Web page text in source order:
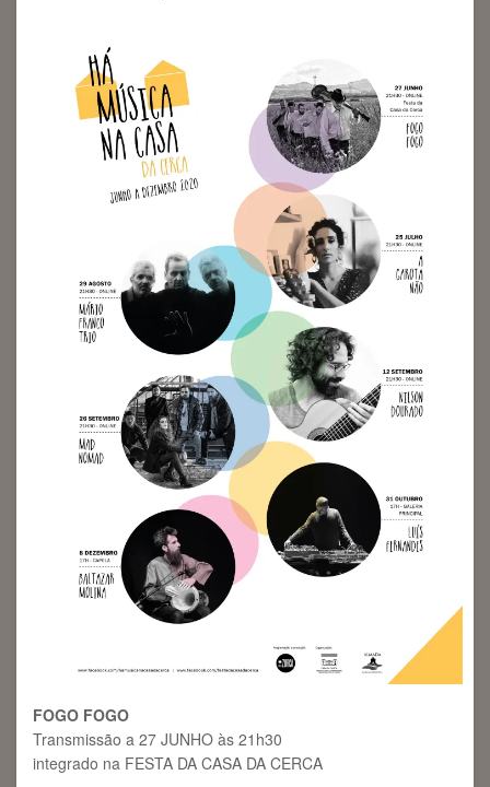
FOGO FOGO
Transmissão a 27 JUNHO às 21h30
integrado na FESTA DA CASA DA CERCA